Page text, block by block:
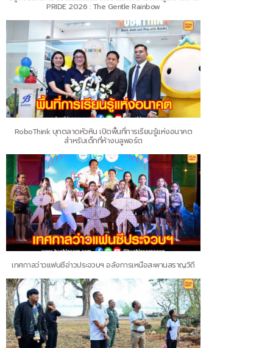
PRIDE 2026 : The Gentle Rainbow
RoboThink บุกตลาดหัวหิน เปิดพื้นที่การเรียนรู้แห่งอนาคต
สำหรับเด็กที่ห้างบลูพอร์ต
เทศกาลว่าวแฟนซีอ่าวประจวบฯ อลังการเหนือสะพานสราญวิถี